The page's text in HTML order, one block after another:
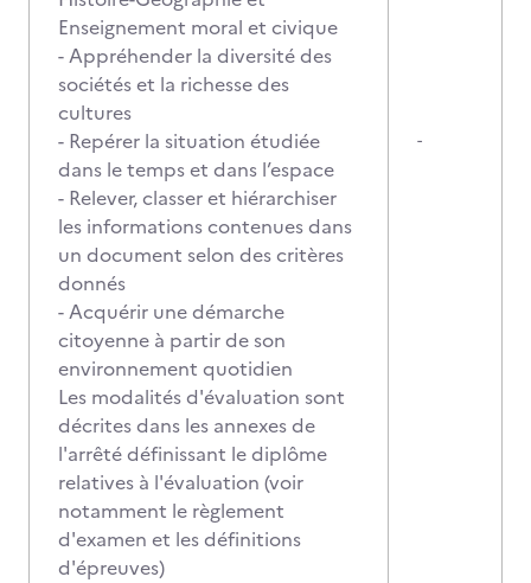
Enseignement moral et civique
- Appréhender la diversité des
sociétés et la richesse des
cultures
- Repérer la situation étudiée
dans le temps et dans l’espace
- Relever, classer et hiérarchiser
les informations contenues dans
un document selon des critères
donnés
- Acquérir une démarche
citoyenne à partir de son
environnement quotidien
Les modalités d'évaluation sont
décrites dans les annexes de
l'arrêté définissant le diplôme
relatives à l'évaluation (voir
notamment le règlement
d'examen et les définitions
d'épreuves)
-